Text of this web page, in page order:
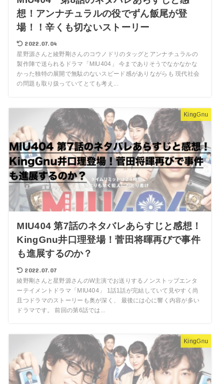
想！アンナチュラルの役でずん飯尾が登
場！！辛くも切ないストーリー
2022.07.04
星野源さんと綾野剛さんのコウノドリのタッグとアンナチュラルの
製作陣で送られるドラマ「MIU404」 今までありそうでなかなかな
かった独特の展開で無駄のないスピード感がありながらも 現代社会
の問題も取り扱っていてとても考え...
KingGnu
MIU404 第7話のネタバレあらすじと感想！
KingGnu井口理登場！菅田将暉再びで事件
も進展するのか？
2022.07.07
綾野剛さんと星野源さんのW主演でお送りするノンストップエンタ
ーテイメントドラマ「MIU404」 1話1話が完結していて見やすく尚
且つドラマのストーリーも奥が深く、 最後には心に響く内容が多い
ドラマです。 前回の第6話では...
KingGnu